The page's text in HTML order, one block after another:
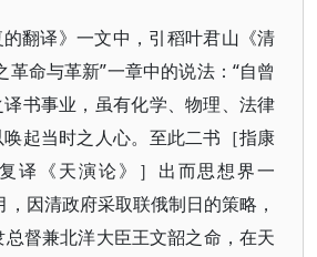
翻译》一文中，引稻叶君山《清
革命与革新”一章中的说法：“自曾
书事业，虽有化学、物理、法律
起当时之人心。至此二书［指康
译《天演论》］出而思想界一
因清政府采取联俄制日的策略，
督兼北洋大臣王文韶之命，在天